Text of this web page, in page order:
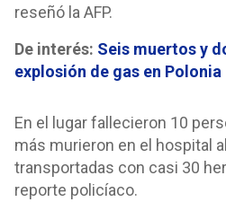
reseñó la AFP.
De interés: Seis muertos y
explosión de gas en Polonia
En el lugar fallecieron 10
más murieron en el hospital
transportadas con casi 30
reporte policíaco.